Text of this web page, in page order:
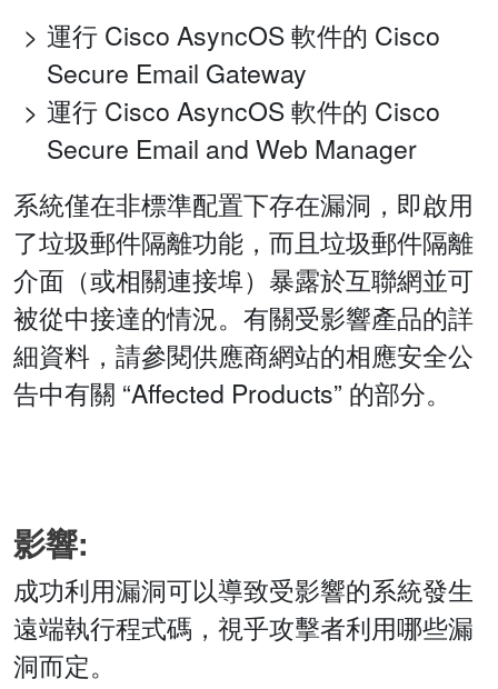
運行 Cisco AsyncOS 軟件的 Cisco
Secure Email Gateway
運行 Cisco AsyncOS 軟件的 Cisco
Secure Email and Web Manager
系統僅在非標準配置下存在漏洞，即啟用
了垃圾郵件隔離功能，而且垃圾郵件隔離
介面（或相關連接埠）暴露於互聯網並可
被從中接達的情況。有關受影響產品的詳
細資料，請參閱供應商網站的相應安全公
告中有關 “Affected Products” 的部分。
影響:
成功利用漏洞可以導致受影響的系統發生
遠端執行程式碼，視乎攻擊者利用哪些漏
洞而定。